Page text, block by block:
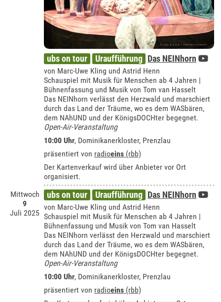
ubs on tour Uraufführung Das NEINhorn
von Marc-Uwe Kling und Astrid Henn
Schauspiel mit Musik für Menschen ab 4 Jahren |
Bühnenfassung und Musik von Tom van Hasselt
Das NEINhorn verlässt den Herzwald und marschiert
durch das Land der Träume, wo es dem WASbären,
dem NAhUND und der KönigsDOCHter begegnet.
Open-Air-Veranstaltung
10:00 Uhr, Dominikanerkloster, Prenzlau
präsentiert von radioeins (rbb)
Der Kartenverkauf wird über Anbieter vor Ort
organisiert.
Mittwoch
9
Juli 2025
ubs on tour Uraufführung Das NEINhorn
von Marc-Uwe Kling und Astrid Henn
Schauspiel mit Musik für Menschen ab 4 Jahren |
Bühnenfassung und Musik von Tom van Hasselt
Das NEINhorn verlässt den Herzwald und marschiert
durch das Land der Träume, wo es dem WASbären,
dem NAhUND und der KönigsDOCHter begegnet.
Open-Air-Veranstaltung
10:00 Uhr, Dominikanerkloster, Prenzlau
präsentiert von radioeins (rbb)